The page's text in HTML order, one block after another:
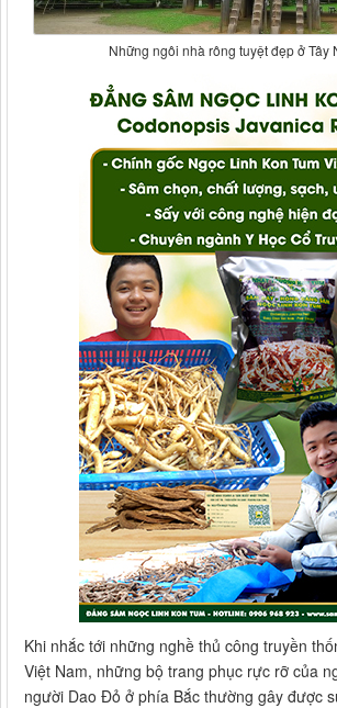
Những ngôi nhà rông tuyệt đẹp ở Tây
Khi nhắc tới những nghề thủ công truyền
Việt Nam, những bộ trang phục rực rỡ của
người Dao Đỏ ở phía Bắc thường gây được